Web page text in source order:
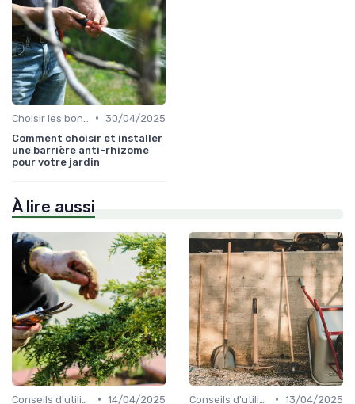
• 30/04/2025
Comment choisir et installer
une barrière anti-rhizome
pour votre jardin
À lire aussi
• 14/04/2025
• 13/04/2025